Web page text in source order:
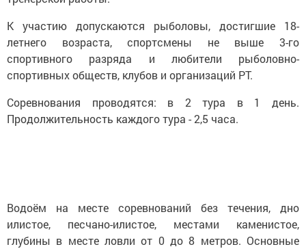
К участию допускаются рыболовы, достигшие 18-
летнего возраста, спортсмены не выше 3-го
спортивного разряда и любители рыболовно-
спортивных обществ, клубов и организаций РТ.
Соревнования проводятся: в 2 тура в 1 день.
Продолжительность каждого тура - 2,5 часа.
Водоём на месте соревнований без течения, дно
илистое, песчано-илистое, местами каменистое,
глубины в месте ловли от 0 до 8 метров. Основные